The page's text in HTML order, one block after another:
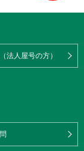
法人屋号の方）